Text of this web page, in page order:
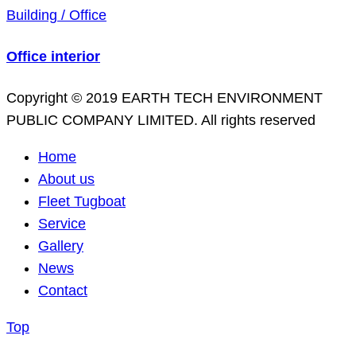
Building / Office
Office interior
Copyright © 2019 EARTH TECH ENVIRONMENT
PUBLIC COMPANY LIMITED. All rights reserved
Home
About us
Fleet Tugboat
Service
Gallery
News
Contact
Top